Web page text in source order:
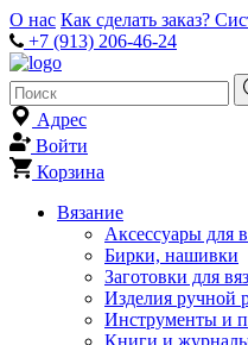
О нас Как сделать заказ?
+7 (913) 206-46-24
Адрес
Войти
Корзина
Вязание
Аксессуары для
Бирки, нашивки
Заготовки для
Изделия ручной
Инструменты и
Книги и